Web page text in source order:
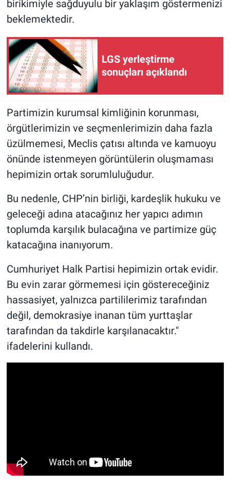
birikimiyle sağduyulu bir yaklaşım göstermenizi
beklemektedir.
LGS yerleştirme
sonuçları açıklandı
Partimizin kurumsal kimliğinin korunması,
örgütlerimizin ve seçmenlerimizin daha fazla
üzülmemesi, Meclis çatısı altında ve kamuoyu
önünde istenmeyen görüntülerin oluşmaması
hepimizin ortak sorumluluğudur.
Bu nedenle, CHP’nin birliği, kardeşlik hukuku ve
geleceği adına atacağınız her yapıcı adımın
toplumda karşılık bulacağına ve partimize güç
katacağına inanıyorum.
Cumhuriyet Halk Partisi hepimizin ortak evidir.
Bu evin zarar görmemesi için göstereceğiniz
hassasiyet, yalnızca partililerimiz tarafından
değil, demokrasiye inanan tüm yurttaşlar
tarafından da takdirle karşılanacaktır."
ifadelerini kullandı.